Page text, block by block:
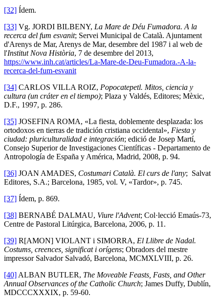
[32] Ídem.
[33] Vg. JORDI BILBENY, La Mare de Déu Fumadora. A la
recerca del fum esvanit; Servei Municipal de Català. Ajuntament
d'Arenys de Mar, Arenys de Mar, desembre del 1987 i al web de
l'Institut Nova Història, 7 de desembre del 2013,
https://www.inh.cat/articles/La-Mare-de-Deu-Fumadora.-A-la-
recerca-del-fum-esvanit
[34] CARLOS VILLA ROIZ, Popocatepetl. Mitos, ciencia y
cultura (un cráter en el tiempo); Plaza y Valdés, Editores; Mèxic,
D.F., 1997, p. 286.
[35] JOSEFINA ROMA, «La fiesta, doblemente desplazada: los
ortodoxos en tierras de tradición cristiana occidental», Fiesta y
ciudad: pluriculturalidad e integración; edició de Josep Martí,
Consejo Superior de Investigaciones Científicas - Departamento de
Antropología de España y América, Madrid, 2008, p. 94.
[36] JOAN AMADES, Costumari Català. El curs de l'any; Salvat
Editores, S.A.; Barcelona, 1985, vol. V, «Tardor», p. 745.
[37] Ídem, p. 869.
[38] BERNABÉ DALMAU, Viure l'Advent; Col·lecció Emaús-73,
Centre de Pastoral Litúrgica, Barcelona, 2006, p. 11.
[39] R[AMON] VIOLANT i SIMORRA, El Llibre de Nadal.
Costums, creences, significat i orígens; Obradors del mestre
impressor Salvador Salvadó, Barcelona, MCMXLVIII, p. 26.
[40] ALBAN BUTLER, The Moveable Feasts, Fasts, and Other
Annual Observances of the Catholic Church; James Duffy, Dublín,
MDCCCXXXIX, p. 59-60.